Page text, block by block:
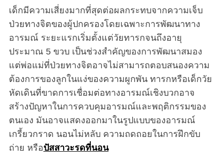
เด็กมีความเสี่ยงมากที่สุดต่อผลกระทบจากความเจ็บ
ป่วยทางจิตของผู้ปกครองโดยเฉพาะการพัฒนาทาง
อารมณ์ ระยะแรกเริ่มตั้งแต่วัยทารกจนถึงอายุ
ประมาณ 5 ขวบ เป็นช่วงสำคัญของการพัฒนาสมอง
แต่พ่อแม่ที่ป่วยทางจิตอาจไม่สามารถตอบสนองความ
ต้องการของลูกในแง่ของความผูกพัน ทารกหรือเด็กวัย
หัดเดินที่ขาดการเชื่อมต่อทางอารมณ์เชิงบวกอาจ
สร้างปัญหาในการควบคุมอารมณ์และพฤติกรรมของ
ตนเอง มันอาจแสดงออกมาในรูปแบบของอารมณ์
เกรี้ยวกราด นอนไม่หลับ ความถดถอยในการฝึกขับ
ถ่าย หรือปัสสาวะรดที่นอน